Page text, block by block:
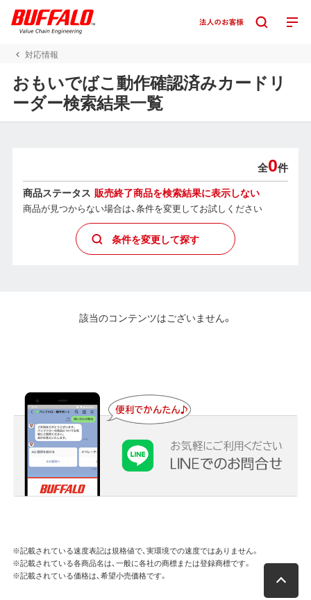
対応情報
おもいでばこ動作確認済みカードリ
ーダー検索結果一覧
全0件
商品ステータス 販売終了商品を検索結果に表示しない
商品が見つからない場合は、条件を変更してお試しください
条件を変更して探す
該当のコンテンツはございません。
※記載されている速度表記は規格値で、実環境での速度ではありません。
※記載されている各商品名は、一般に各社の商標または登録商標です。
※記載されている価格は、希望小売価格です。